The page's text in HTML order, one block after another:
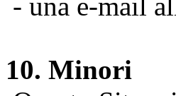
10. Minori